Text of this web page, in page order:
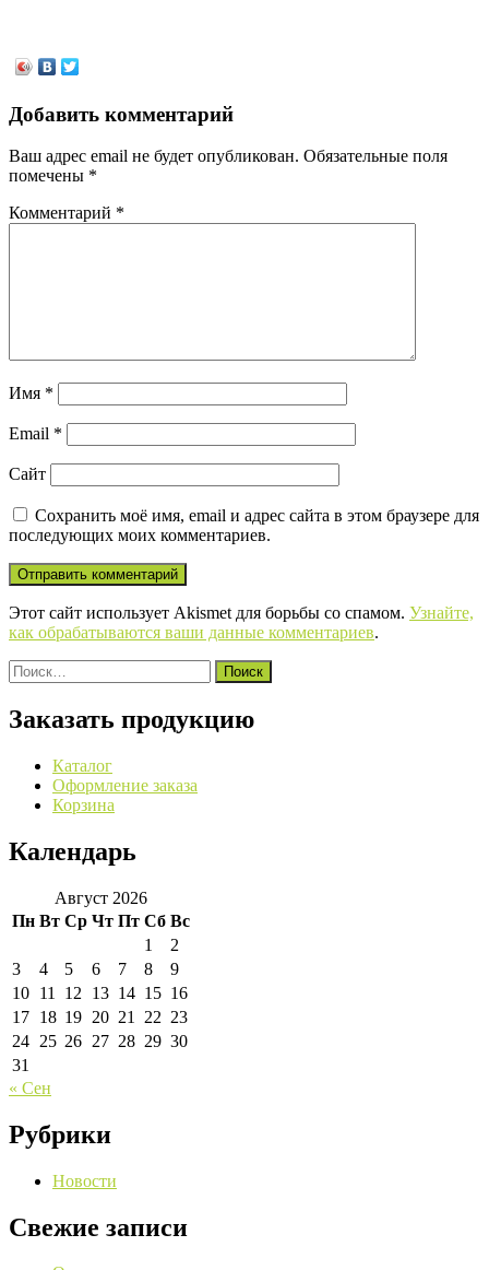
Добавить комментарий
Ваш адрес email не будет опубликован. Обязательные поля
помечены *
Комментарий *
Имя *
Email *
Сайт
Сохранить моё имя, email и адрес сайта в этом браузере для
последующих моих комментариев.
Этот сайт использует Akismet для борьбы со спамом. Узнайте,
как обрабатываются ваши данные комментариев.
Найти:
Заказать продукцию
Каталог
Оформление заказа
Корзина
Календарь
Август 2026
Пн Вт Ср Чт Пт Сб Вс
1
2
3
4 5 6 7 8
9
10 11 12 13 14 15 16
17 18 19 20 21 22 23
24 25 26 27 28 29 30
31
« Сен
Рубрики
Новости
Свежие записи